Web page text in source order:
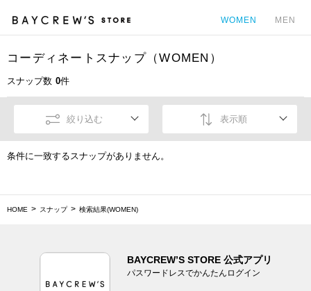
WOMEN MEN
コーディネートスナップ（WOMEN）
スナップ数 0件
絞り込む 表示順
条件に一致するスナップがありません。
HOME スナップ 検索結果(WOMEN)
BAYCREW’S STORE 公式アプリ
パスワードレスでかんたんログイン